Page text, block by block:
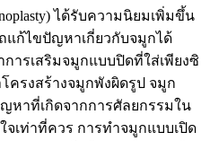
ได้รับความนิยมเพิ่มขึ้น
แก้ไขปัญหาเกี่ยวกับจมูกได้
ารเสริมจมูกแบบปิดที่ใส่เพียงซิ
ครงสร้างจมูกพังผิดรูป จมูก
หาที่เกิดจากการศัลยกรรมใน
เท่าที่ควร การทำจมูกแบบเปิด